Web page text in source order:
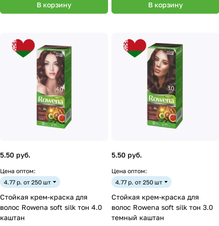
В корзину В корзину
5.50 руб.
Цена оптом:
4.77 р. от 250 шт
Стойкая крем-краска для
волос Rowena soft silk тон 4.0
каштан
5.50 руб.
Цена оптом:
4.77 р. от 250 шт
Стойкая крем-краска для
волос Rowena soft silk тон 3.0
темный каштан